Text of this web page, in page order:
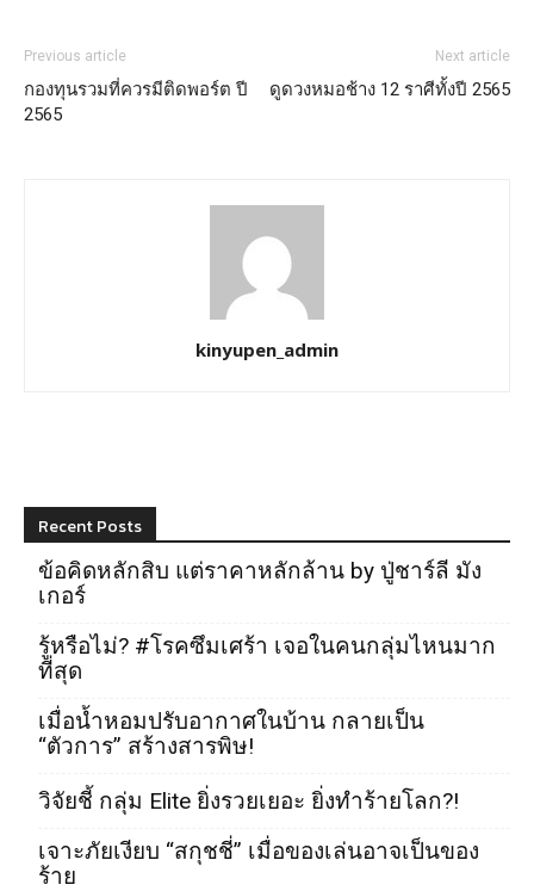
Previous article
กองทุนรวมที่ควรมีติดพอร์ต ปี
2565
Next article
ดูดวงหมอช้าง 12 ราศีทั้งปี 2565
kinyupen_admin
Recent Posts
ข้อคิดหลักสิบ แต่ราคาหลักล้าน by ปู่ชาร์ลี มัง
เกอร์
รู้หรือไม่? #โรคซึมเศร้า เจอในคนกลุ่มไหนมาก
ที่สุด
เมื่อน้ำหอมปรับอากาศในบ้าน กลายเป็น
“ตัวการ” สร้างสารพิษ!
วิจัยชี้ กลุ่ม Elite ยิ่งรวยเยอะ ยิ่งทำร้ายโลก?!
เจาะภัยเงียบ “สกุชชี่” เมื่อของเล่นอาจเป็นของ
ร้าย